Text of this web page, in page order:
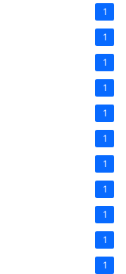
1
1
1
1
1
1
1
1
1
1
1